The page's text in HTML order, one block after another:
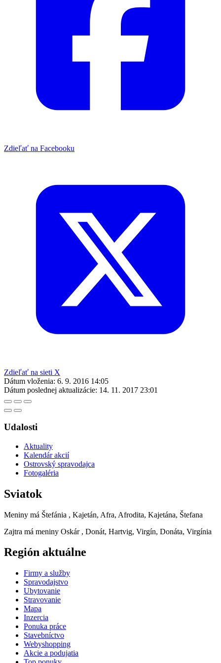
Zdieľať na Facebooku
Zdieľať na sieti X
Dátum vloženia: 6. 9. 2016 14:05
Dátum poslednej aktualizácie: 14. 11. 2017 23:01
Udalosti
Aktuality
Kalendár akcií
Ostrovský spravodajca
Fotogaléria
Sviatok
Meniny má Štefánia , Kajetán, Afra, Afrodita, Kajetána, Štefana
Zajtra má meniny Oskár , Donát, Hartvig, Virgín, Donáta, Virgínia
Región aktuálne
Firmy a služby
Spravodajstvo
Ubytovanie
Stravovanie
Mapa
Inzercia
Ponuka práce
Stavebníctvo
Webyshopping
Akcie a podujatia